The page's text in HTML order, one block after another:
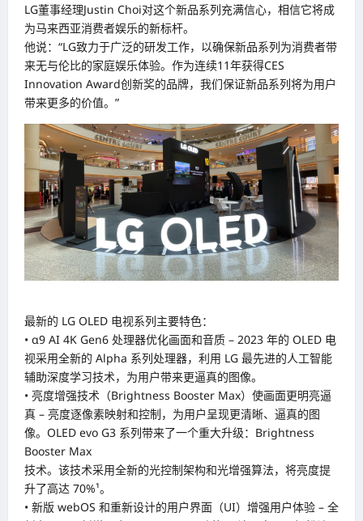
LG董事经理Justin Choi对这个新品系列充满信心，相信它将成
为马来西亚消费者娱乐的新标杆。
他说：“LG致力于广泛的研发工作，以确保新品系列为消费者带
来无与伦比的家庭娱乐体验。作为连续11年获得CES
Innovation Award创新奖的品牌，我们保证新品系列将为用户
带来更多的价值。”
最新的 LG OLED 电视系列主要特色：
• α9 AI 4K Gen6 处理器优化画面和音质 – 2023 年的 OLED 电
视采用全新的 Alpha 系列处理器，利用 LG 最先进的人工智能
辅助深度学习技术，为用户带来更逼真的图像。
• 亮度增强技术（Brightness Booster Max）使画面更明亮逼
真 – 亮度逐像素映射和控制，为用户呈现更清晰、逼真的图
像。OLED evo G3 系列带来了一个重大升级：Brightness
Booster Max
技术。该技术采用全新的光控制架构和光增强算法，将亮度提
升了高达 70%¹。
• 新版 webOS 和重新设计的用户界面（UI）增强用户体验 – 全